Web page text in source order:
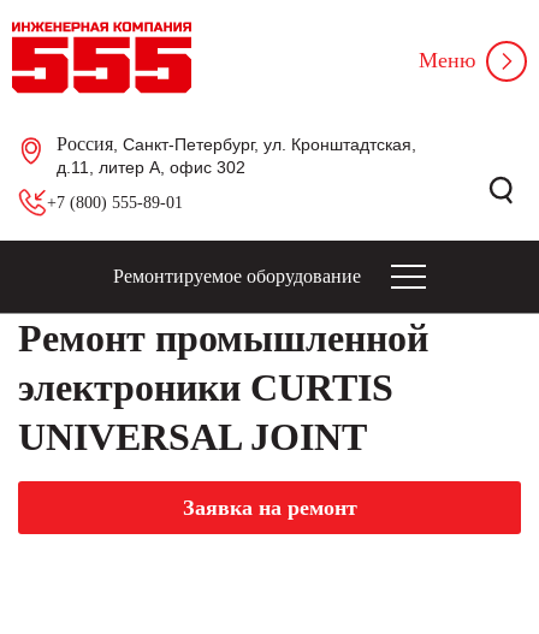
Россия , Санкт-Петербург, ул. Кронштадтская,
д.11, литер А, офис 302
+7 (800) 555-89-01
Меню
Ремонтируемое оборудование
Ремонт промышленной
электроники CURTIS
UNIVERSAL JOINT
Заявка на ремонт